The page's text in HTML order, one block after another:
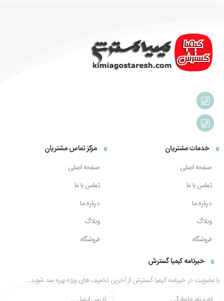
خدمات مشتریان
صفحه اصلی
تماس با ما
درباره ما
وبلاگ
فروشگاه
مرکز تماس مشتریان
صفحه اصلی
تماس با ما
درباره ما
وبلاگ
فروشگاه
خبرنامه کیمیا گسترش
با عضویت در خبرنامه کیمیا گسترش از آخرین تخفیف های ویژه بهره مند شوید...